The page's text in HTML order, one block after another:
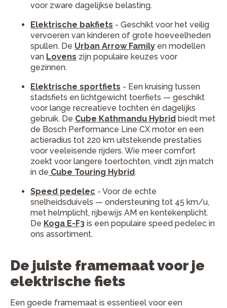
voor zware dagelijkse belasting.
Elektrische bakfiets - Geschikt voor het veilig
vervoeren van kinderen of grote hoeveelheden
spullen. De Urban Arrow Family en modellen
van Lovens zijn populaire keuzes voor
gezinnen.
Elektrische sportfiets - Een kruising tussen
stadsfiets en lichtgewicht toerfiets — geschikt
voor lange recreatieve tochten én dagelijks
gebruik. De Cube Kathmandu Hybrid biedt met
de Bosch Performance Line CX motor en een
actieradius tot 220 km uitstekende prestaties
voor veeleisende rijders. Wie meer comfort
zoekt voor langere toertochten, vindt zijn match
in de Cube Touring Hybrid.
Speed pedelec - Voor de echte
snelheidsduivels — ondersteuning tot 45 km/u,
met helmplicht, rijbewijs AM en kentekenplicht.
De Koga E-F3 is een populaire speed pedelec in
ons assortiment.
De juiste framemaat voor je
elektrische fiets
Een goede framemaat is essentieel voor een